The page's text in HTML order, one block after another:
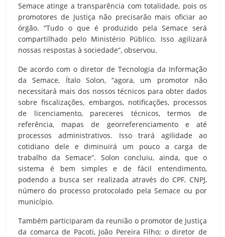
Semace atinge a transparência com totalidade, pois os
promotores de Justiça não precisarão mais oficiar ao
órgão. “Tudo o que é produzido pela Semace será
compartilhado pelo Ministério Público. Isso agilizará
nossas respostas à sociedade”, observou.
De acordo com o diretor de Tecnologia da Informação
da Semace, Ítalo Solon, “agora, um promotor não
necessitará mais dos nossos técnicos para obter dados
sobre fiscalizações, embargos, notificações, processos
de licenciamento, pareceres técnicos, termos de
referência, mapas de georreferenciamento e até
processos administrativos. Isso trará agilidade ao
cotidiano dele e diminuirá um pouco a carga de
trabalho da Semace”. Solon concluiu, ainda, que o
sistema é bem simples e de fácil entendimento,
podendo a busca ser realizada através do CPF, CNPJ,
número do processo protocolado pela Semace ou por
município.
Também participaram da reunião o promotor de Justiça
da comarca de Pacoti, João Pereira Filho; o diretor de